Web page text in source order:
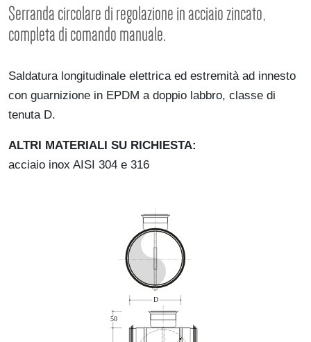
Serranda circolare di regolazione in acciaio zincato,
completa di comando manuale.
Saldatura longitudinale elettrica ed estremità ad innesto
con guarnizione in EPDM a doppio labbro, classe di
tenuta D.
ALTRI MATERIALI SU RICHIESTA:
acciaio inox AISI 304 e 316